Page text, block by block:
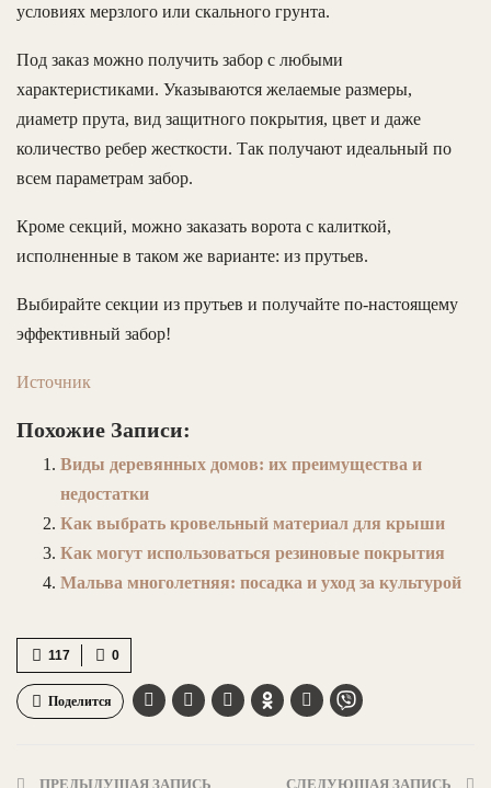
условиях мерзлого или скального грунта.
Под заказ можно получить забор с любыми
характеристиками. Указываются желаемые размеры,
диаметр прута, вид защитного покрытия, цвет и даже
количество ребер жесткости. Так получают идеальный по
всем параметрам забор.
Кроме секций, можно заказать ворота с калиткой,
исполненные в таком же варианте: из прутьев.
Выбирайте секции из прутьев и получайте по-настоящему
эффективный забор!
Источник
Похожие Записи:
Виды деревянных домов: их преимущества и
недостатки
Как выбрать кровельный материал для крыши
Как могут использоваться резиновые покрытия
Мальва многолетняя: посадка и уход за культурой
0
117
Поделится
ПРЕДЫДУЩАЯ ЗАПИСЬ СЛЕДУЮЩАЯ ЗАПИСЬ